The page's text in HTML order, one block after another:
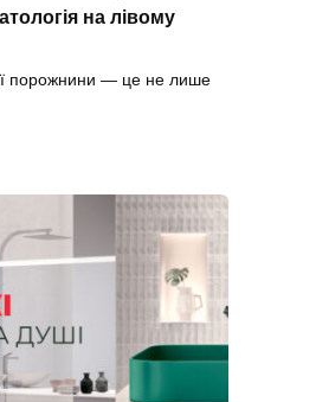
на лівому
порожнини — це не лише